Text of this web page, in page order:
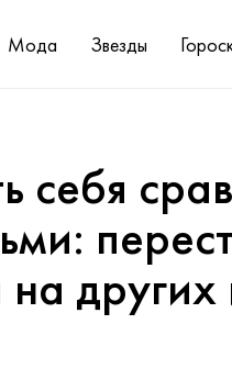
Мода Звезды
себя
на